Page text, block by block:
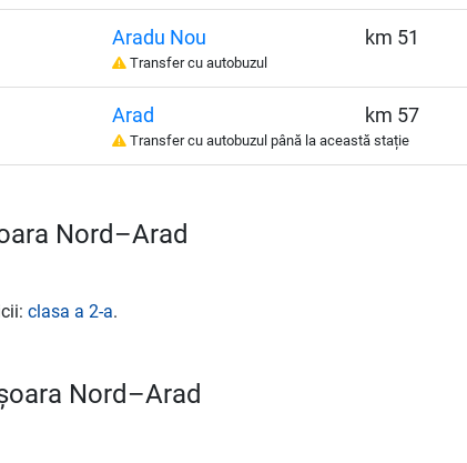
Aradu Nou km 51
Transfer cu autobuzul
Arad km 57
Transfer cu autobuzul până la această stație
Nord–Arad
clasa a 2-a.
Nord–Arad